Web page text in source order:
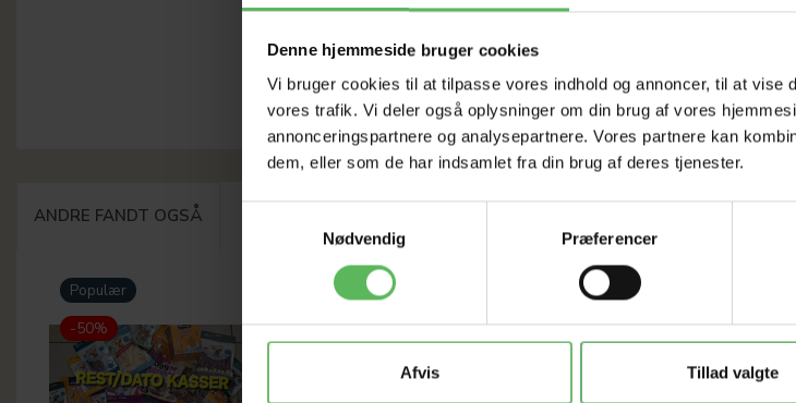
Denne hjemmeside bruger cookies
Vi bruger cookies til at tilpasse vores indhold og annoncer, til at vise
vores trafik. Vi deler også oplysninger om din brug af vores
annonceringspartnere og analysepartnere. Vores partnere kan
dem, eller som de har indsamlet fra din brug af deres tjenester.
Nødvendig
Præferencer
Afvis Tillad valgte
ANDRE FANDT OGSÅ
Populær
-50%
-12%
Populær
-26%
-